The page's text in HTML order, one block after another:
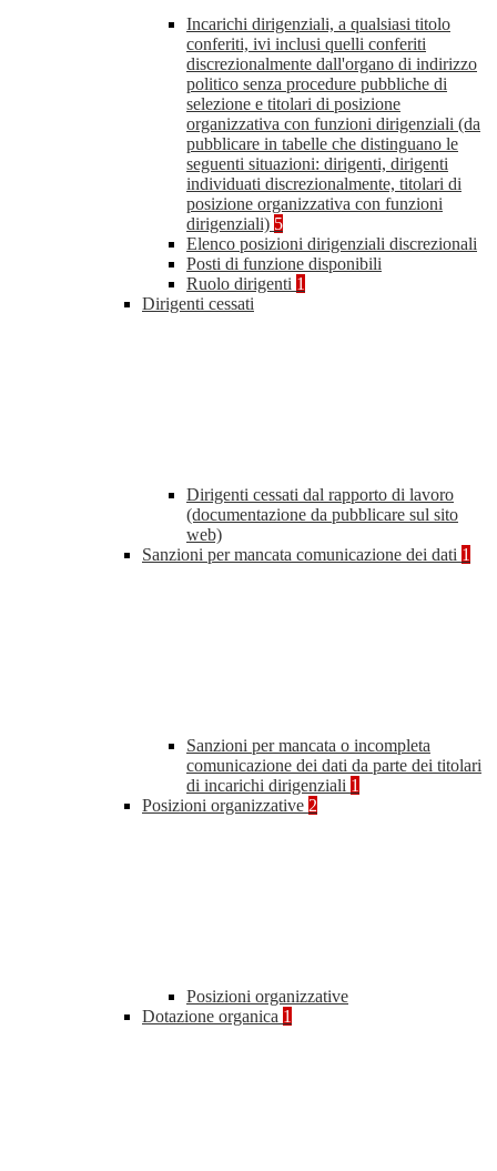
Incarichi dirigenziali, a qualsiasi titolo
conferiti, ivi inclusi quelli conferiti
discrezionalmente dall'organo di indirizzo
politico senza procedure pubbliche di
selezione e titolari di posizione
organizzativa con funzioni dirigenziali (da
pubblicare in tabelle che distinguano le
seguenti situazioni: dirigenti, dirigenti
individuati discrezionalmente, titolari di
posizione organizzativa con funzioni
dirigenziali) 5
Elenco posizioni dirigenziali discrezionali
Posti di funzione disponibili
Ruolo dirigenti 1
Dirigenti cessati
Dirigenti cessati dal rapporto di lavoro
(documentazione da pubblicare sul sito
web)
Sanzioni per mancata comunicazione dei dati 1
Sanzioni per mancata o incompleta
comunicazione dei dati da parte dei titolari
di incarichi dirigenziali 1
Posizioni organizzative 2
Posizioni organizzative
Dotazione organica 1